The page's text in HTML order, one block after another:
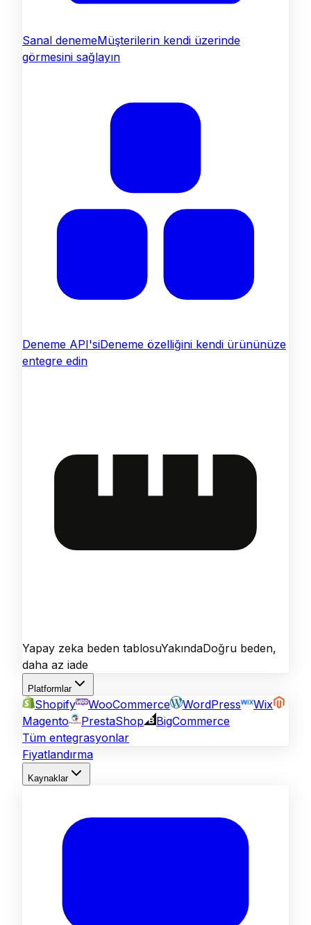
Sanal denemeMüşterilerin kendi üzerinde
görmesini sağlayın
Deneme API'siDeneme özelliğini kendi ürününüze
entegre edin
Yapay zeka beden tablosuYakındaDoğru beden,
daha az iade
Platformlar
Shopify WooCommerce WordPress
Wix
Magento
PrestaShop
BigCommerce
Tüm entegrasyonlar
Fiyatlandırma
Kaynaklar